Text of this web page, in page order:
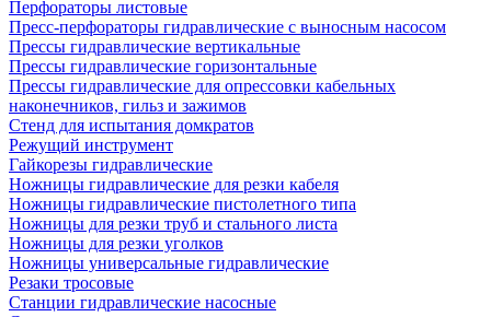
Перфораторы листовые
Пресс-перфораторы гидравлические с выносным насосом
Прессы гидравлические вертикальные
Прессы гидравлические горизонтальные
Прессы гидравлические для опрессовки кабельных
наконечников, гильз и зажимов
Стенд для испытания домкратов
Режущий инструмент
Гайкорезы гидравлические
Ножницы гидравлические для резки кабеля
Ножницы гидравлические пистолетного типа
Ножницы для резки труб и стального листа
Ножницы для резки уголков
Ножницы универсальные гидравлические
Резаки тросовые
Станции гидравлические насосные